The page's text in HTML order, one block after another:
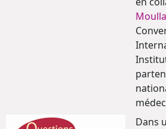
Dans